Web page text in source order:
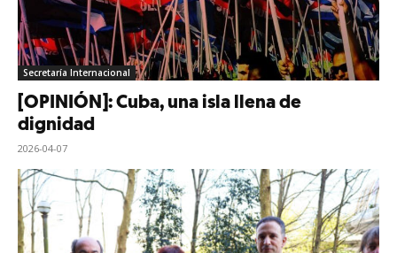
Secretaría Internacional
[OPINIÓN]: Cuba, una isla llena de
dignidad
2026-04-07